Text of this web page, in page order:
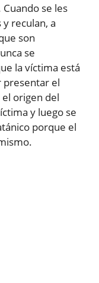
se les
reculan, a
son
se
la víctima está
presentar el
origen del
y luego se
porque el